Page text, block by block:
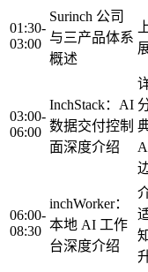
01:30-
03:00
Surinch 公司
与三产品体系
概述
03:00-
06:00
InchStack：AI
数据交付控制
面深度介绍
06:00-
08:30
inchWorker：
本地 AI 工作
台深度介绍